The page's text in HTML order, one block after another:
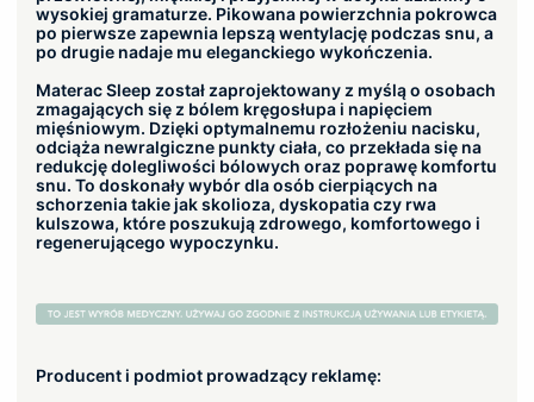
wysokiej gramaturze. Pikowana powierzchnia pokrowca
po pierwsze zapewnia lepszą wentylację podczas snu, a
po drugie nadaje mu eleganckiego wykończenia.
Materac Sleep został zaprojektowany z myślą o osobach
zmagających się z bólem kręgosłupa i napięciem
mięśniowym. Dzięki optymalnemu rozłożeniu nacisku,
odciąża newralgiczne punkty ciała, co przekłada się na
redukcję dolegliwości bólowych oraz poprawę komfortu
snu. To doskonały wybór dla osób cierpiących na
schorzenia takie jak skolioza, dyskopatia czy rwa
kulszowa, które poszukują zdrowego, komfortowego i
regenerującego wypoczynku.
Producent i podmiot prowadzący reklamę: